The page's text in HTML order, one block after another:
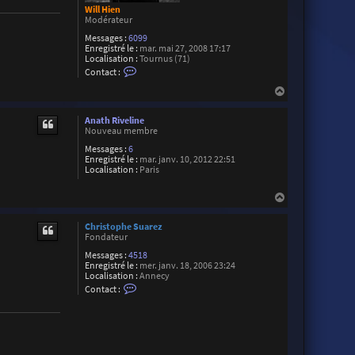
Will Hien
Modérateur
Messages : 6099
Enregistré le : mar. mai 27, 2008 17:17
Localisation : Tournus (71)
Contact :
c
t
W
e
n
Anath Riveline
Nouveau membre
Messages : 6
Enregistré le : mar. janv. 10, 2012 22:51
Localisation : Paris
Christophe Suarez
Fondateur
Messages : 4518
Enregistré le : mer. janv. 18, 2006 23:24
Localisation : Annecy
Contact :